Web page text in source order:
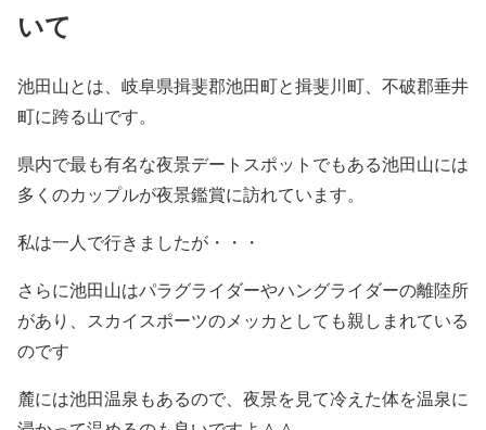
いて
池田山とは、岐阜県揖斐郡池田町と揖斐川町、不破郡垂井
町に跨る山です。
県内で最も有名な夜景デートスポットでもある池田山には
多くのカップルが夜景鑑賞に訪れています。
私は一人で行きましたが・・・
さらに池田山はパラグライダーやハングライダーの離陸所
があり、スカイスポーツのメッカとしても親しまれている
のです
麓には池田温泉もあるので、夜景を見て冷えた体を温泉に